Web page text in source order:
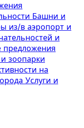
Башни и
из/в аэропорт и
и
предложения
зоопарки
на
Услуги и